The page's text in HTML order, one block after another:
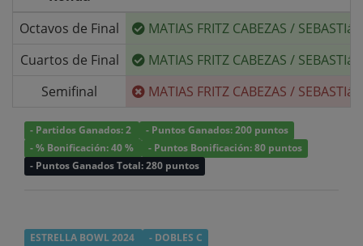
Octavos de Final
MATIAS FRITZ CABEZAS /
Cuartos de Final
MATIAS FRITZ CABEZAS /
Semifinal
MATIAS FRITZ CABEZAS /
- Partidos Ganados: 2
- Puntos Ganados: 200 puntos
- % Bonificación: 40 %
- Puntos Bonificación: 80 puntos
- Puntos Ganados Total: 280 puntos
ESTRELLA BOWL 2024 - DOBLES C